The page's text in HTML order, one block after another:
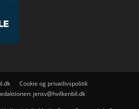
Cookie og privatlivspolitik
jensv@hvilkenbil.dk